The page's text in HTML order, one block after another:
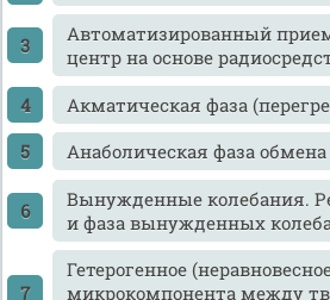
Автоматизированный
центр на основе
Акматическая фаза
Анаболическая фаза
Вынужденные колебания.
и фаза вынужденных
Гетерогенное
микрокомпонента между